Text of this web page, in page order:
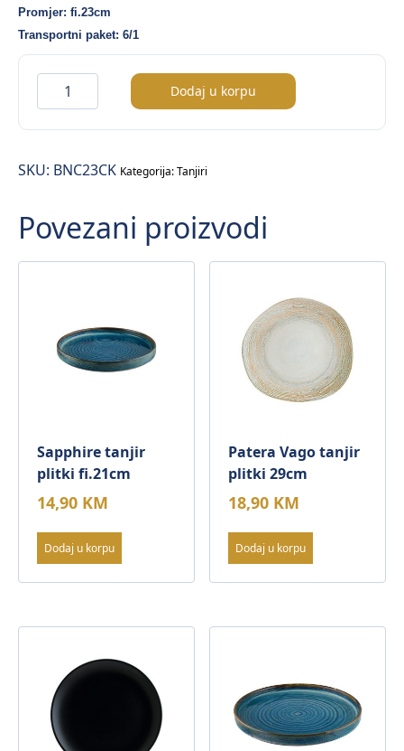
Promjer: fi.23cm
Transportni paket: 6/1
Banquet
tanjir
duboki
količina
Dodaj u korpu
SKU: BNC23CK Kategorija:Tanjiri
Povezani proizvodi
Sapphire tanjir
plitki fi.21cm
14,90 KM
Dodaj u korpu
Patera Vago tanjir
plitki 29cm
18,90 KM
Dodaj u korpu